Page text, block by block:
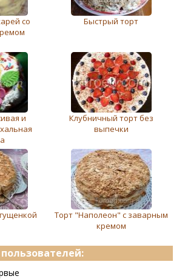
со
Быстрый торт
и
Клубничный торт без
выпечки
Торт "Наполеон" с заварным
кремом